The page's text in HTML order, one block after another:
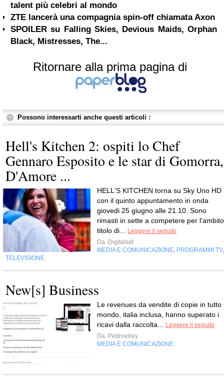
talent più celebri al mondo
ZTE lancerà una compagnia spin-off chiamata Axon
SPOILER su Falling Skies, Devious Maids, Orphan
Black, Mistresses, The...
Ritornare alla prima pagina di
Possono interessarti anche questi articoli :
Hell's Kitchen 2: ospiti lo Chef
Gennaro Esposito e le star di Gomorra,
D'Amore ...
HELL'S KITCHEN torna su Sky Uno HD
con il quinto appuntamento in onda
giovedi 25 giugno alle 21.10. Sono
rimasti in sette a competere per l'ambito
titolo di...
Leggere il seguito
Da Digitalsat
MEDIA E COMUNICAZIONE PROGRAMMI TV
TELEVISIONE
New[s] Business
Le reve­nues da ven­dite di copie in tutto
mondo, ita­lia inclusa, hanno supe­rato i
ricavi dalla rac­colta...
Leggere il seguito
Da Pedroelrey
MEDIA E COMUNICAZIONE